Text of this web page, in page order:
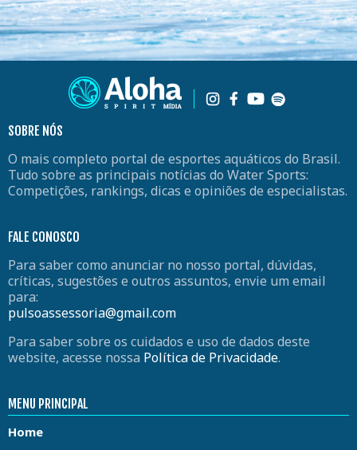
SOBRE NÓS
O mais completo portal de esportes aquáticos do Brasil.
Tudo sobre as principais notícias do Water Sports:
Competições, rankings, dicas e opiniões de especialistas.
FALE CONOSCO
Para saber como anunciar no nosso portal, dúvidas,
críticas, sugestões e outros assuntos, envie um email
para:
pulsoassessoria@gmail.com
Para saber sobre os cuidados e uso de dados deste
website, acesse nossa Política de Privacidade.
MENU PRINCIPAL
Home